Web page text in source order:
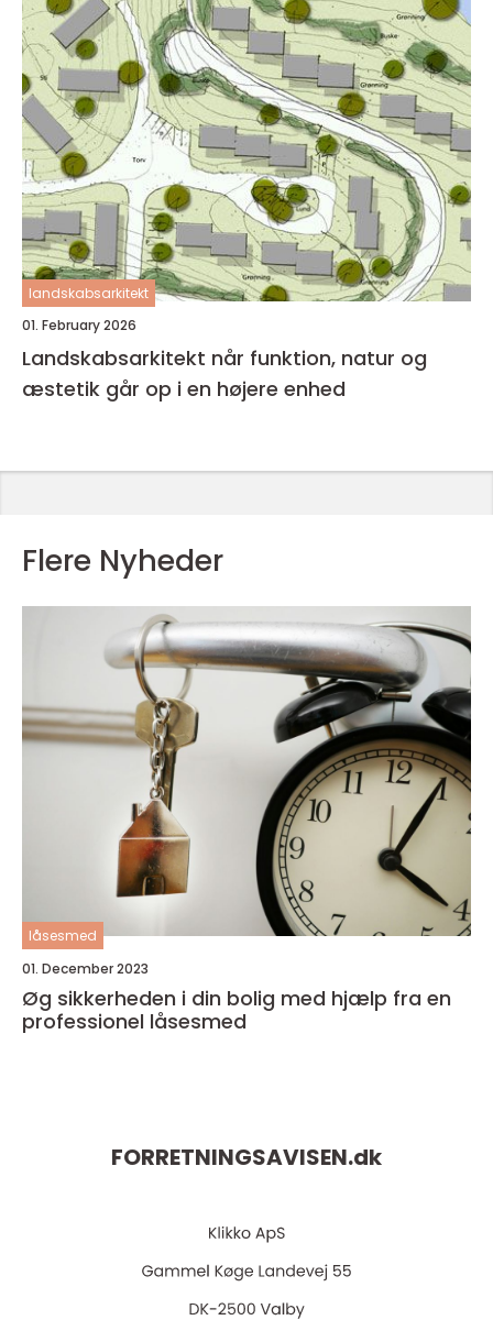
landskabsarkitekt
01. February 2026
Landskabsarkitekt når funktion, natur og
æstetik går op i en højere enhed
Flere Nyheder
låsesmed
01. December 2023
Øg sikkerheden i din bolig med hjælp fra en
professionel låsesmed
FORRETNINGSAVISEN.dk